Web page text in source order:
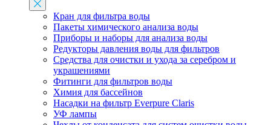
Кран для фильтра воды
Пакеты химического анализа воды
Приборы и наборы для анализа воды
Редукторы давления воды для фильтров
Средства для очистки и ухода за серебром и
украшениями
Фитинги для фильтров воды
Химия для бассейнов
Насадки на фильтр Everpure Claris
УФ лампы